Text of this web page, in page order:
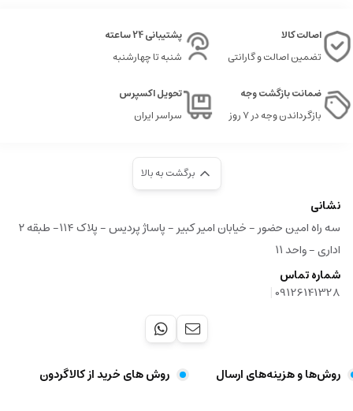
اصالت کالا
تضمین اصالت و گارانتی
پشتیبانی 24 ساعته
شنبه تا چهارشنبه
ضمانت بازگشت وجه
بازگرداندن وجه در ۷ روز
تحویل اکسپرس
سراسر ایران
برگشت به بالا
نشانی
سه راه امین حضور - خیابان امیر کبیر - پاساژ پردیس - پلاک ۱۱۴- طبقه ۲
اداری - واحد ۱۱
شماره تماس
09126141328
|
روش‌ها و هزینه‌های ارسال روش های خرید از کالاگردون